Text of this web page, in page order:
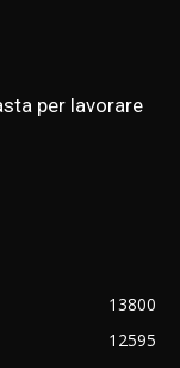
per lavorare
13800
12595